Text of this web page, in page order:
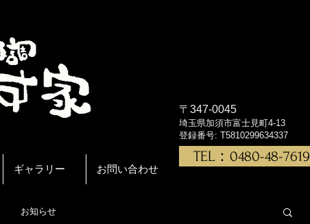
ギャラリー お問い合わせ
〒347-0045
埼玉県加須市富士見町4-13
TEL：0480-48-7619
登録番号: T5810299634337
お知らせ